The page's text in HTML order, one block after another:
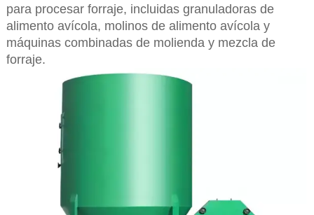
para procesar forraje, incluidas granuladoras de
alimento avícola, molinos de alimento avícola y
máquinas combinadas de molienda y mezcla de
forraje.